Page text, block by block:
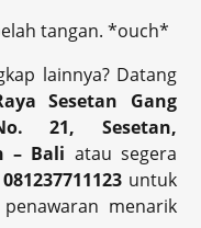
tangan. *ouch*
lainnya? Datang
Sesetan Gang
21, Sesetan,
– Bali atau segera
081237711123 untuk
menarik